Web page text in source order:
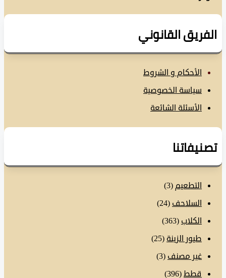
القانوني
الأحكام و الشروط
سياسة الخصوصية
الأسئلة الشائعة
التطعيم(3)
السلاحف(24)
الكلاب(363)
طيور الزينة (25)
غير مصنف(3)
قطط
(396)